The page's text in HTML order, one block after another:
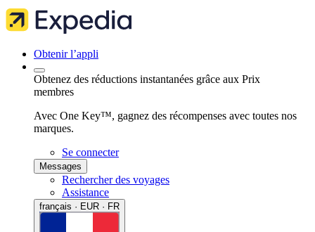
Obtenir l’appli
Obtenez des réductions instantanées grâce aux Prix
membres
Avec One Key™, gagnez des récompenses avec toutes nos
marques.
Se connecter
Messages
Rechercher des voyages
Assistance
français · EUR · FR